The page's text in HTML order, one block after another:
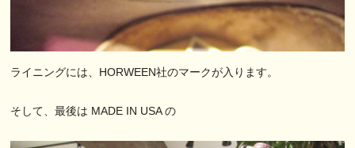
ライニングには、HORWEEN社のマークが入ります。
そして、最後は MADE IN USA の